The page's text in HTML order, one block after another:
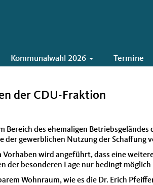
Kommunalwahl 2026 Termine
der CDU-Fraktion
Bereich des ehemaligen
der gewerblichen Nutzung der Schaffung
Vorhaben wird angeführt, dass eine
der besonderen Lage nur bedingt
Wohnraum, wie es die Dr. Erich